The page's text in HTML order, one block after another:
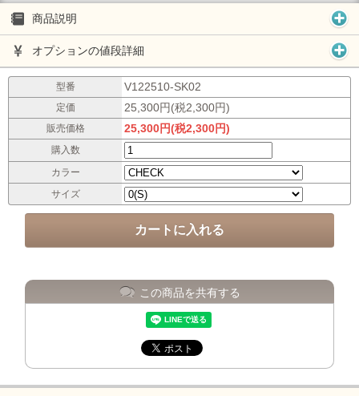
商品説明
オプションの値段詳細
型番 V122510-SK02
定価 25,300円(税2,300円)
販売価格 25,300円(税2,300円)
購入数
カラー
サイズ
この商品を共有する